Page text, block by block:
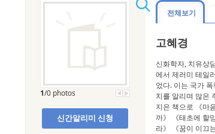
1/0 photos
신간알리미 신청
전체보기
고혜경
신화학자, 치유상
에서 제러미 테일
었다. 이는 국가
치를 알리며 많은
지은 책으로 《마
까》 《태초에 할
라》 《꿈이 이끄